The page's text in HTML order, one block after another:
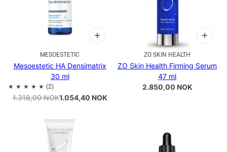
MESOESTETIC
Mesoestetic HA Densimatrix
30 ml
1.318,00 NOK1.054,40 NOK
ZO SKIN HEALTH
ZO Skin Health Firming Serum
47 ml
2.850,00 NOK